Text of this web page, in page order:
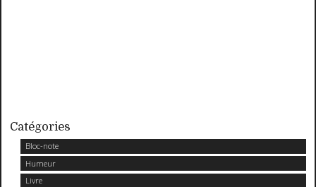
Catégories
Bloc-note
Humeur
Livre